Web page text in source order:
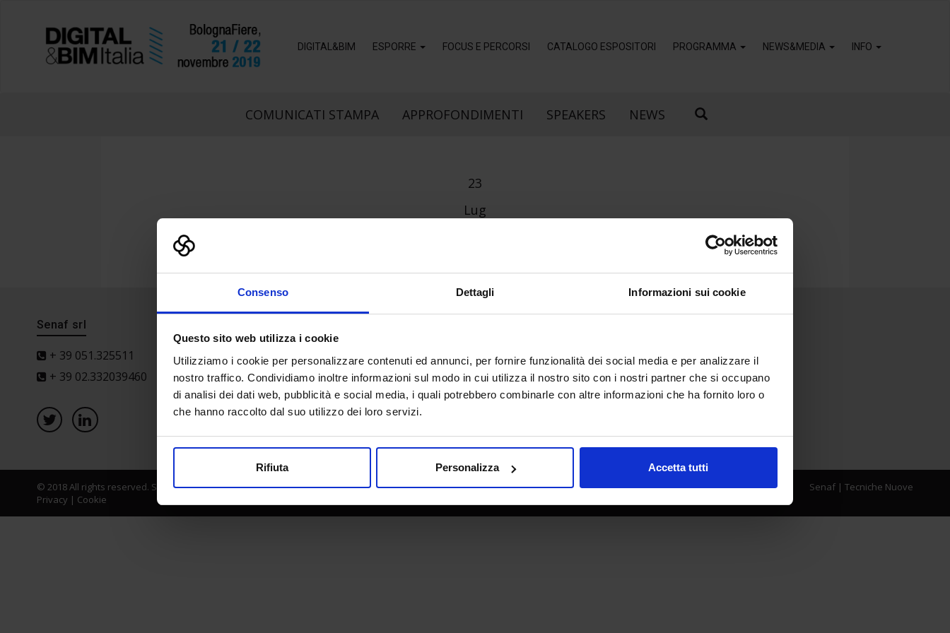
Consenso Dettagli Informazioni sui cookie
Questo sito web utilizza i cookie
Utilizziamo i cookie per personalizzare contenuti ed annunci, per fornire funzionalità dei social media e per analizzare il
nostro traffico. Condividiamo inoltre informazioni sul modo in cui utilizza il nostro sito con i nostri partner che si occupano
di analisi dei dati web, pubblicità e social media, i quali potrebbero combinarle con altre informazioni che ha fornito loro o
che hanno raccolto dal suo utilizzo dei loro servizi.
Rifiuta Personalizza Accetta tutti
DIGITAL&BIM ESPORRE FOCUS E PERCORSI CATALOGO ESPOSITORI PROGRAMMA NEWS&MEDIA INFO
COMUNICATI STAMPA APPROFONDIMENTI SPEAKERS NEWS
23
Lug
Senaf srl
+ 39 051.325511
+ 39 02.332039460
© 2018 All rights reserved. Senaf srl - Gruppo Tecniche Nuove Spa - P.IVA 06382730155 - C.F. 02213830371
Privacy | Cookie
Senaf| Tecniche Nuove